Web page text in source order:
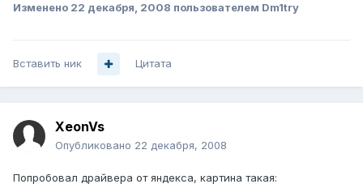
Изменено 22 декабря, 2008 пользователем Dm1try
Вставить ник Цитата
XeonVs
Опубликовано 22 декабря, 2008
Попробовал драйвера от яндекса, картина такая: